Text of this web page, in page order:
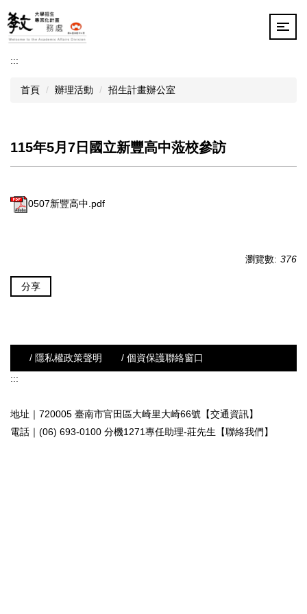
跳
到
主
內
:::
首頁 辦理活動 招生計畫辦公室
115年5月7日國立新豐高中蒞校參訪
0507新豐高中.pdf
瀏覽數: 376
分享
/ 隱私權政策聲明
/ 個資保護聯絡窗口
:::
地址｜720005 臺南市官田區大崎里大崎66號【交通資訊】
電話｜(06) 693-0100 分機1271專任助理-莊先生 【聯絡我們】